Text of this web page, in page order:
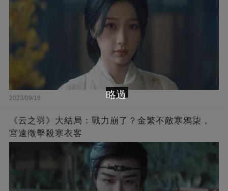
2023/09/18
《云之羽》大結局：戰力崩了？金繁不敵寒鴉柒，
宮遠徵擊殺寒衣客
略過